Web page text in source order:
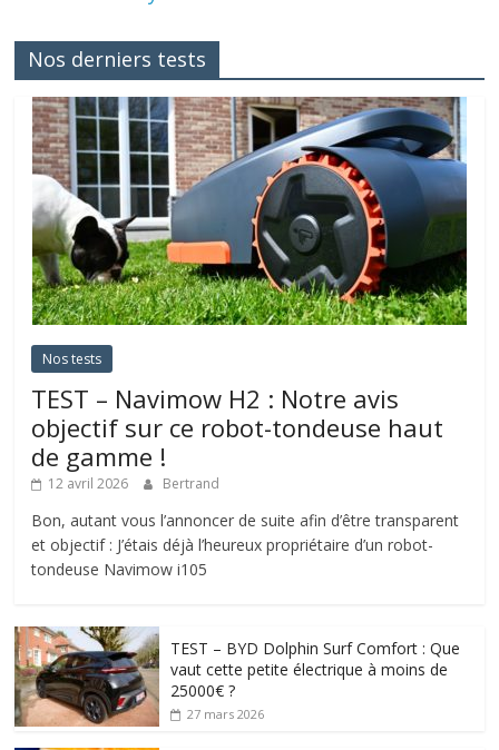
Nos derniers tests
Nos tests
TEST – Navimow H2 : Notre avis
objectif sur ce robot-tondeuse haut
de gamme !
12 avril 2026 Bertrand
Bon, autant vous l’annoncer de suite afin d’être transparent
et objectif : J’étais déjà l’heureux propriétaire d’un robot-
tondeuse Navimow i105
TEST – BYD Dolphin Surf Comfort : Que
vaut cette petite électrique à moins de
25000€ ?
27 mars 2026